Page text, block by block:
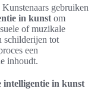
gebruiken
in kunst om
of muzikale
schilderijen tot
een
inhoudt.
intelligentie in kunst